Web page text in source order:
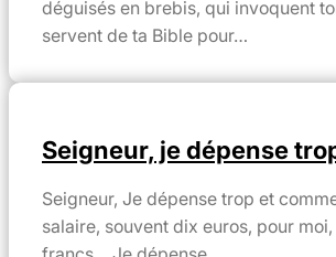
déguisés en brebis, qui invoquent
servent de ta Bible pour…
Seigneur, je dépense
Seigneur, Je dépense trop et
salaire, souvent dix euros, pour moi,